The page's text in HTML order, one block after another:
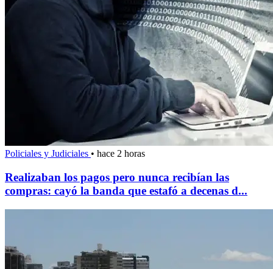
Policiales y Judiciales • hace 2 horas
Realizaban los pagos pero nunca recibían las
compras: cayó la banda que estafó a decenas d...